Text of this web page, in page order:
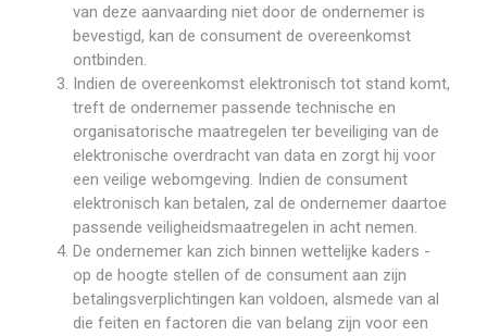
van deze aanvaarding niet door de ondernemer is
bevestigd, kan de consument de overeenkomst
ontbinden.
Indien de overeenkomst elektronisch tot stand komt,
treft de ondernemer passende technische en
organisatorische maatregelen ter beveiliging van de
elektronische overdracht van data en zorgt hij voor
een veilige webomgeving. Indien de consument
elektronisch kan betalen, zal de ondernemer daartoe
passende veiligheidsmaatregelen in acht nemen.
De ondernemer kan zich binnen wettelijke kaders -
op de hoogte stellen of de consument aan zijn
betalingsverplichtingen kan voldoen, alsmede van al
die feiten en factoren die van belang zijn voor een